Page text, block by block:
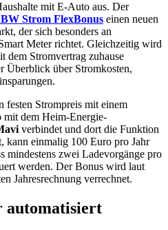
mit E-Auto aus. Der
Strom FlexBonus einen neuen
der sich besonders an
Meter richtet. Gleichzeitig wird
dem Stromvertrag zuhause
Überblick über Stromkosten,
festen Strompreis mit einem
dem Heim-Energie-
verbindet und dort die Funktion
kann einmalig 100 Euro pro Jahr
mindestens zwei Ladevorgänge pro
werden. Der Bonus wird laut
Jahresrechnung verrechnet.
automatisiert